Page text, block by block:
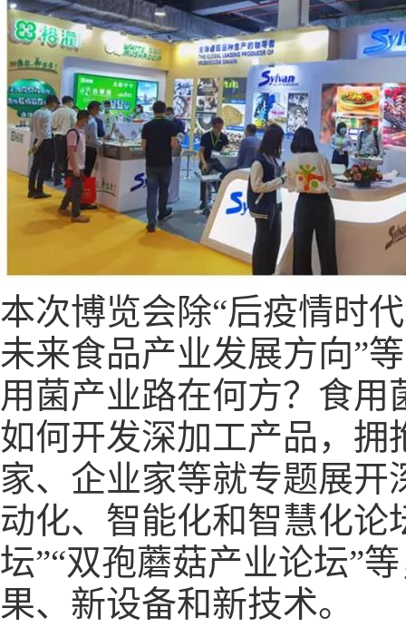
本次博览会除“后疫情时
未来食品产业发展方向”
用菌产业路在何方？食用
如何开发深加工产品，拥
家、企业家等就专题展开
动化、智能化和智慧化论
坛”“双孢蘑菇产业论坛”
果、新设备和新技术。